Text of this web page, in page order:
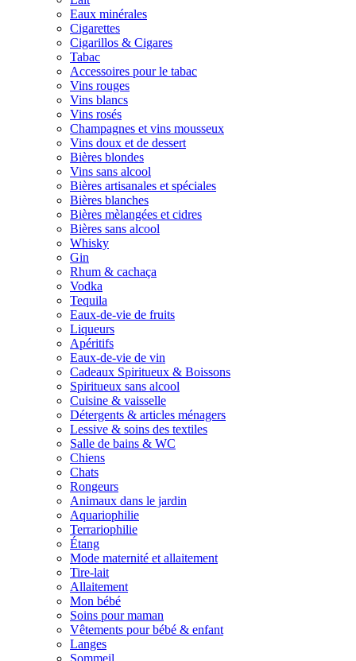
Eaux minérales
Cigarettes
Cigarillos & Cigares
Tabac
Accessoires pour le tabac
Vins rouges
Vins blancs
Vins rosés
Champagnes et vins mousseux
Vins doux et de dessert
Bières blondes
Vins sans alcool
Bières artisanales et spéciales
Bières blanches
Bières mèlangées et cidres
Bières sans alcool
Whisky
Gin
Rhum & cachaça
Vodka
Tequila
Eaux-de-vie de fruits
Liqueurs
Apéritifs
Eaux-de-vie de vin
Cadeaux Spiritueux & Boissons
Spiritueux sans alcool
Cuisine & vaisselle
Détergents & articles ménagers
Lessive & soins des textiles
Salle de bains & WC
Chiens
Chats
Rongeurs
Animaux dans le jardin
Aquariophilie
Terrariophilie
Étang
Mode maternité et allaitement
Tire-lait
Allaitement
Mon bébé
Soins pour maman
Vêtements pour bébé & enfant
Langes
Sommeil